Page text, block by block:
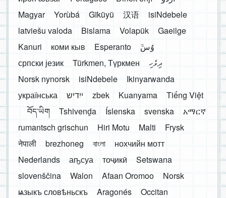
Magyar
Yorùbá Gĩkũyũ 汉语
isiNdebele
latviešu valoda
Bislama Volapük
Gaeilge
Kanuri
коми кыв Esperanto
َوُسَ
српски језик
Türkmen, Түркмен
ދިވެހި
Norsk nynorsk
isiNdebele
Ikinyarwanda
українська
ייִדיש zbek Kuanyama
Tiếng Việt
བོད་ཡིག
Tshivenḓa Íslenska svenska
አማርኛ
rumantsch grischun
Hiri Motu Malti
Frysk
नेपाली
brezhoneg বাংলা
нохчийн мотт
Nederlands
аҧсуа тоҷикӣ
Setswana
slovenščina
Walon Afaan Oromoo
Norsk
ѩзыкъ словѣньскъ
Aragonés
Occitan